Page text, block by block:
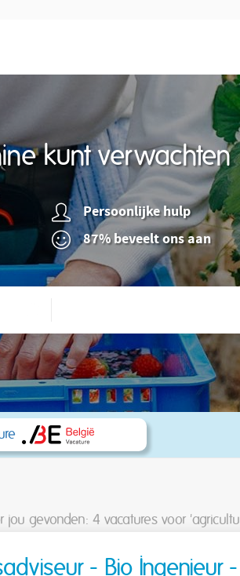
kunt verwachten
Persoonlijke hulp
87% beveelt ons aan
jou gevonden: 4 vacatures voor
- Bio